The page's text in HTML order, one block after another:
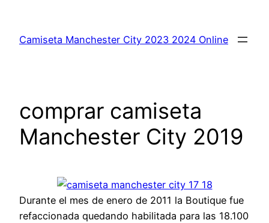
contenido
Camiseta Manchester City 2023 2024 Online
comprar camiseta
Manchester City 2019
Durante el mes de enero de 2011 la Boutique fue
refaccionada quedando habilitada para las 18.100